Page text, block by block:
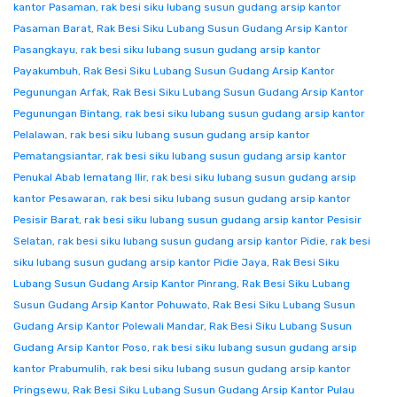
kantor Pasaman, rak besi siku lubang susun gudang arsip kantor
Pasaman Barat, Rak Besi Siku Lubang Susun Gudang Arsip Kantor
Pasangkayu, rak besi siku lubang susun gudang arsip kantor
Payakumbuh, Rak Besi Siku Lubang Susun Gudang Arsip Kantor
Pegunungan Arfak, Rak Besi Siku Lubang Susun Gudang Arsip Kantor
Pegunungan Bintang, rak besi siku lubang susun gudang arsip kantor
Pelalawan, rak besi siku lubang susun gudang arsip kantor
Pematangsiantar, rak besi siku lubang susun gudang arsip kantor
Penukal Abab lematang Ilir, rak besi siku lubang susun gudang arsip
kantor Pesawaran, rak besi siku lubang susun gudang arsip kantor
Pesisir Barat, rak besi siku lubang susun gudang arsip kantor Pesisir
Selatan, rak besi siku lubang susun gudang arsip kantor Pidie, rak besi
siku lubang susun gudang arsip kantor Pidie Jaya, Rak Besi Siku
Lubang Susun Gudang Arsip Kantor Pinrang, Rak Besi Siku Lubang
Susun Gudang Arsip Kantor Pohuwato, Rak Besi Siku Lubang Susun
Gudang Arsip Kantor Polewali Mandar, Rak Besi Siku Lubang Susun
Gudang Arsip Kantor Poso, rak besi siku lubang susun gudang arsip
kantor Prabumulih, rak besi siku lubang susun gudang arsip kantor
Pringsewu, Rak Besi Siku Lubang Susun Gudang Arsip Kantor Pulau